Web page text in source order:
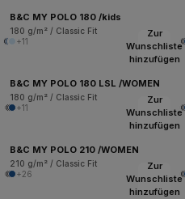
B&C MY POLO 180 /kids
180 g/m² / Classic Fit
+11
Zur
Wunschliste
hinzufügen
B&C MY POLO 180 LSL /WOMEN
180 g/m² / Classic Fit
+11
Zur
Wunschliste
hinzufügen
B&C MY POLO 210 /WOMEN
210 g/m² / Classic Fit
+26
Zur
Wunschliste
hinzufügen